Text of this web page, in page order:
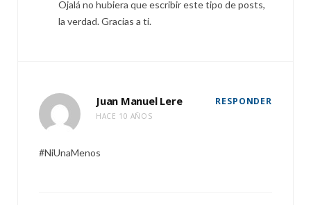
Ojalá no hubiera que escribir este tipo de posts,
la verdad. Gracias a ti.
Juan Manuel Lere
HACE 10 AÑOS
RESPONDER
#NiUnaMenos